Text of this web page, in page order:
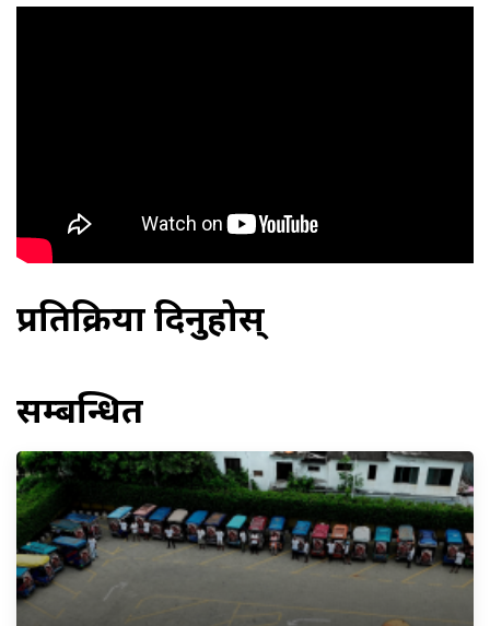
प्रतिक्रिया दिनुहोस्
सम्बन्धित